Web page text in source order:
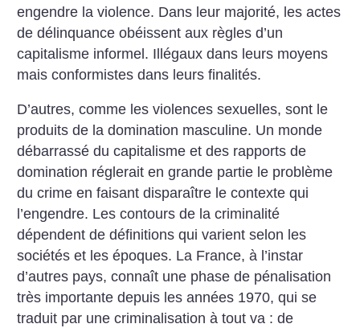
engendre la violence. Dans leur majorité, les actes
de délinquance obéissent aux règles d’un
capitalisme informel. Illégaux dans leurs moyens
mais conformistes dans leurs finalités.
D’autres, comme les violences sexuelles, sont le
produits de la domination masculine. Un monde
débarrassé du capitalisme et des rapports de
domination réglerait en grande partie le problème
du crime en faisant disparaître le contexte qui
l’engendre. Les contours de la criminalité
dépendent de définitions qui varient selon les
sociétés et les époques. La France, à l’instar
d’autres pays, connaît une phase de pénalisation
très importante depuis les années 1970, qui se
traduit par une criminalisation à tout va : de